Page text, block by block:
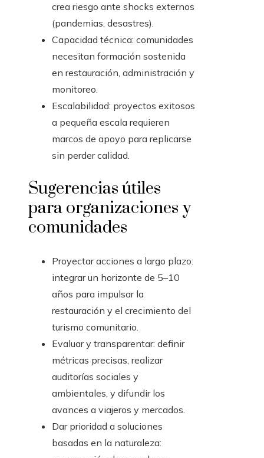
crea riesgo ante shocks externos
(pandemias, desastres).
Capacidad técnica: comunidades
necesitan formación sostenida
en restauración, administración y
monitoreo.
Escalabilidad: proyectos exitosos
a pequeña escala requieren
marcos de apoyo para replicarse
sin perder calidad.
Sugerencias útiles
para organizaciones y
comunidades
Proyectar acciones a largo plazo:
integrar un horizonte de 5–10
años para impulsar la
restauración y el crecimiento del
turismo comunitario.
Evaluar y transparentar: definir
métricas precisas, realizar
auditorías sociales y
ambientales, y difundir los
avances a viajeros y mercados.
Dar prioridad a soluciones
basadas en la naturaleza: